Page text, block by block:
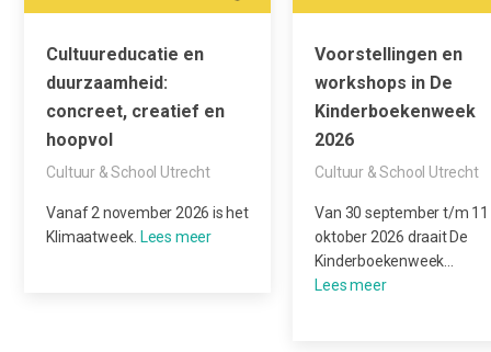
Cultuureducatie en
duurzaamheid:
concreet, creatief en
hoopvol
Cultuur & School Utrecht
Vanaf 2 november 2026 is het
Klimaatweek.
Voorstellingen en
workshops in De
Kinderboekenweek
2026
Cultuur & School Utrecht
Van 30 september t/m 11
oktober 2026 draait De
Kinderboekenweek…